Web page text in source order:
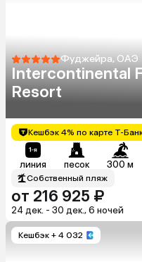
Фуджейра, ОАЭ
Intercontinental
Resort
Кешбэк 4% по карте Т-
линия песок 300 м
Собственный пляж
от 216 925 ₽
24 дек. - 30 дек., 6 ночей
Кешбэк + 4 032